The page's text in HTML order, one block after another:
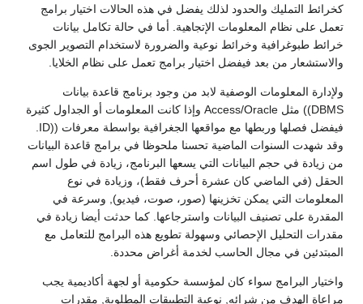
كخرائط التمليك والحدود لذلك يفضل في هذه الحالات اختيار برامج
تعمل على نظام المعلومات الإتجاهية. أما في حالة تكامل بيانات
خرائط طبوغرافية وخرائط نوعية والضرورة لاستخدام التصوير الجوى
والاستشعار من بعد فيفضل اختيار برامج تعمل على نظام الخلايا.
ولإدارة المعلومات الوصفية لابد من وجود برنامج قاعدة بيانات
DBMS)) مثل Access/Oracle وإذا كانت المعلومات أو الجداول كثيرة
فيفضل فصلها وربطها مع مواقعها الجغرافية بواسطة معرفات ((ID.
وقد شهدت السنوات الماضية تحسنا ملحوظا في برامج قاعدة البيانات
من زيادة في حجم البيانات التي يسعها البرنامج، زيادة في طول اسم
الحقل (في الماضي كان عشرة أحرف فقط)، وزيادة في نوع
المعلومات التي يمكن تخزينها (صور، صوت، فيديو), وسرعة في
المقدرة على تصنيف البيانات واسترجاعها. كما حدثت أيضا زيادة في
مقدرات التحليل الإحصائي وسهولة تطويع هذه البرامج للتعامل مع
المبتدئين في مجال الحاسب لخدمة أغراض محددة.
واختيار البرامج سواء كان لمؤسسة حكومية أو لجهة أكاديمية يجب
مراعاة الهدف من شرائه, نوعية التطبيقات المطلوبة, مقدرات